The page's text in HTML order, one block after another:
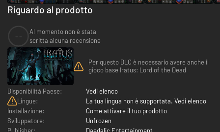
Riguardo al prodotto
Al momento non è stata
scritta alcuna recensione
Per questo DLC è necessario avere anche il
gioco base Iratus: Lord of the Dead
Disponibilità Paese:
Vedi elenco
Lingue:
La tua lingua non è supportata. Vedi elenco
Installazione:
Come attivare il tuo prodotto
Sviluppatore:
Unfrozen
Publisher:
Daedalic Entertainment